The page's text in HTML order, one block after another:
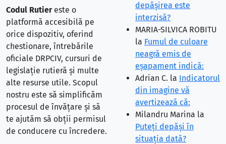
Codul Rutiereste o
platformă accesibilă pe
orice dispozitiv, oferind
chestionare, întrebările
oficiale DRPCIV, cursuri de
legislație rutieră și multe
alte resurse utile. Scopul
nostru este să simplificăm
procesul de învățare și să
te ajutăm să obții permisul
de conducere cu încredere.
depăşirea este
interzisă?
MARIA-SILVICA ROBITU
la Fumul de culoare
neagră emis de
eşapament indică:
Adrian C. la Indicatorul
din imagine vă
avertizează că:
Milandru Marina la
Puteţi depăşi în
situaţia dată?